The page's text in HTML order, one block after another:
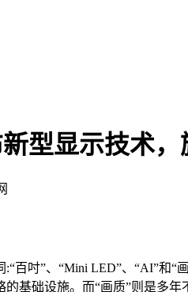
型显示技术
百吋”、“Mini LED”、“AI”和
基础设施。而“画质”则是多